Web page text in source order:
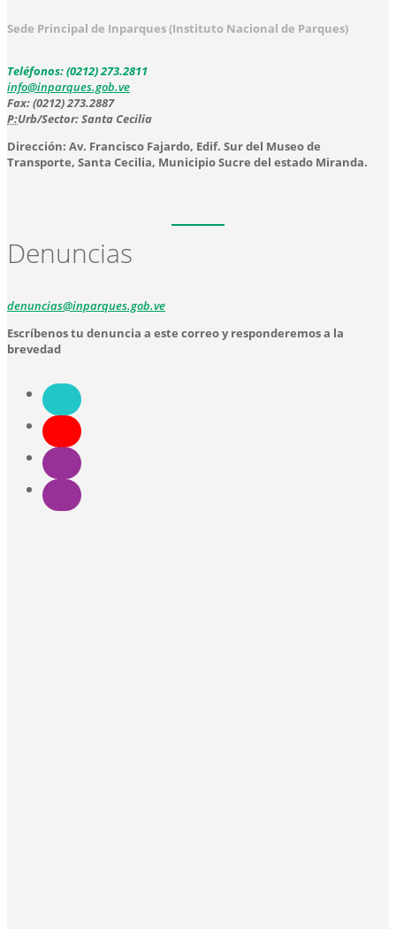
Sede Principal de Inparques (Instituto Nacional de Parques)
Teléfonos: (0212) 273.2811
info@inparques.gob.ve
Fax: (0212) 273.2887
P:Urb/Sector: Santa Cecilia
Dirección: Av. Francisco Fajardo, Edif. Sur del Museo de
Transporte, Santa Cecilia, Municipio Sucre del estado Miranda.
Denuncias
denuncias@inparques.gob.ve
Escríbenos tu denuncia a este correo y responderemos a la
brevedad